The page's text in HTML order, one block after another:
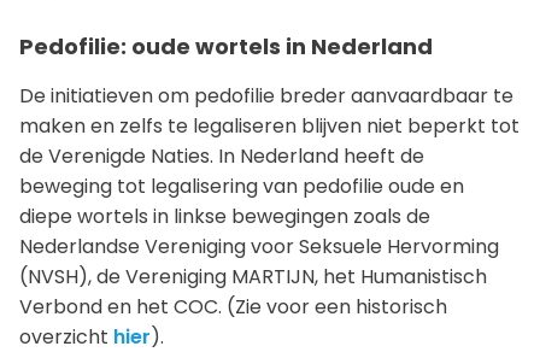
Pedofilie: oude wortels in Nederland
De initiatieven om pedofilie breder aanvaardbaar te
maken en zelfs te legaliseren blijven niet beperkt tot
de Verenigde Naties. In Nederland heeft de
beweging tot legalisering van pedofilie oude en
diepe wortels in linkse bewegingen zoals de
Nederlandse Vereniging voor Seksuele Hervorming
(NVSH), de Vereniging MARTIJN, het Humanistisch
Verbond en het COC. (Zie voor een historisch
overzicht hier).